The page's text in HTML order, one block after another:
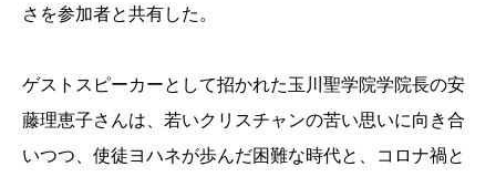
さを参加者と共有した。
ゲストスピーカーとして招かれた玉川聖学院学院長の安
藤理恵子さんは、若いクリスチャンの苦い思いに向き合
いつつ、使徒ヨハネが歩んだ困難な時代と、コロナ禍と